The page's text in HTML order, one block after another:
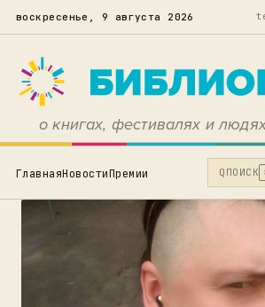
воскресенье, 9 августа 2026
о книгах, фестивалях и
ГлавнаяНовостиПремии Q ПОИСК